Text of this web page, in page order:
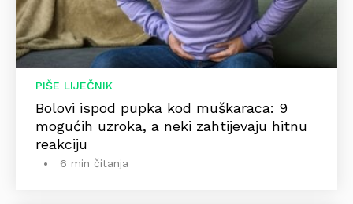
PIŠE LIJEČNIK
Bolovi ispod pupka kod muškaraca: 9
mogućih uzroka, a neki zahtijevaju hitnu
reakciju
6 min čitanja